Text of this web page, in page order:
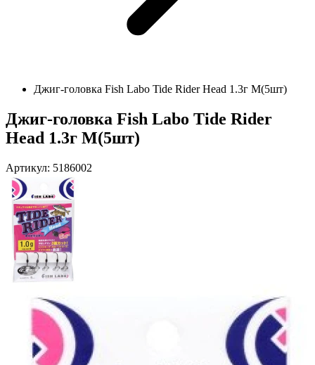
Джиг-головка Fish Labo Tide Rider Head 1.3г M(5шт)
Джиг-головка Fish Labo Tide Rider
Head 1.3г M(5шт)
Артикул: 5186002